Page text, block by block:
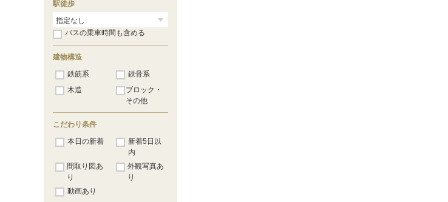
駅徒歩
バスの乗車時間も含める
建物構造
鉄筋系
鉄骨系
木造
ブロック・
その他
こだわり条件
本日の新着
新着5日以
内
間取り図あ
り
外観写真あ
り
動画あり